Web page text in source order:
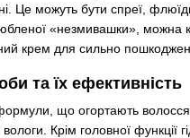
Це можуть бути спреї,
«незмивашки», можна
крем для сильно
та їх ефективність
що огортають
Крім головної функції